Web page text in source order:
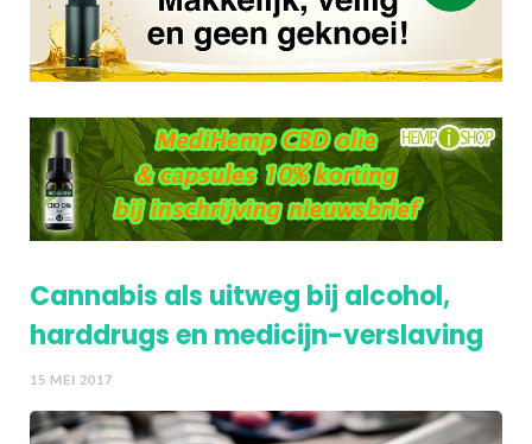
Cannabis als uitweg bij alcohol,
harddrugs en medicijn-verslaving
15 MEI 2017